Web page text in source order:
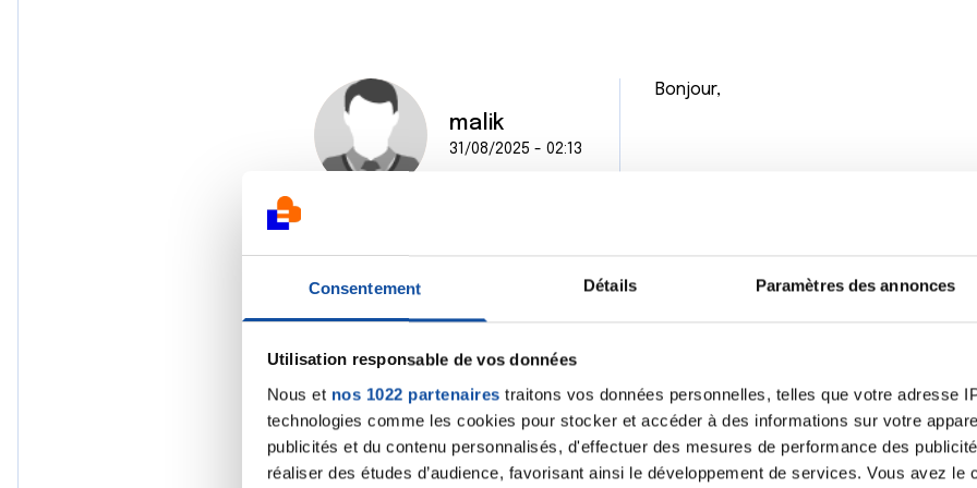
Consentement Détails Paramètres des annonces
Utilisation responsable de vos données
Nous et nos 1022 partenaires traitons vos données personnelles, telles que votre adresse
technologies comme les cookies pour stocker et accéder à des informations sur votre
publicités et du contenu personnalisés, d'effectuer des mesures de performance des
réaliser des études d’audience, favorisant ainsi le développement de services. Vous avez le
malik
31/08/2025 - 02:13
Bonjour,
Je souffre moi aussi d’un
congénital du membre supérieur G
nombreuses séances de Taxol, puis
reprendre la Gemzar. Mon chirurgien
de peau. L’oncologue m’a prévenu
mais je souhaite tenter cette option
Je vous souhaite beaucoup de
de pouvoir échanger avec quelqu’un